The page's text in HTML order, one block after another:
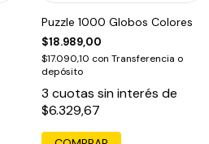
Puzzle 1000 Globos Colores
$18.989,00
$17.090,10 con Transferencia o
depósito
3 cuotas sin interés de
$6.329,67